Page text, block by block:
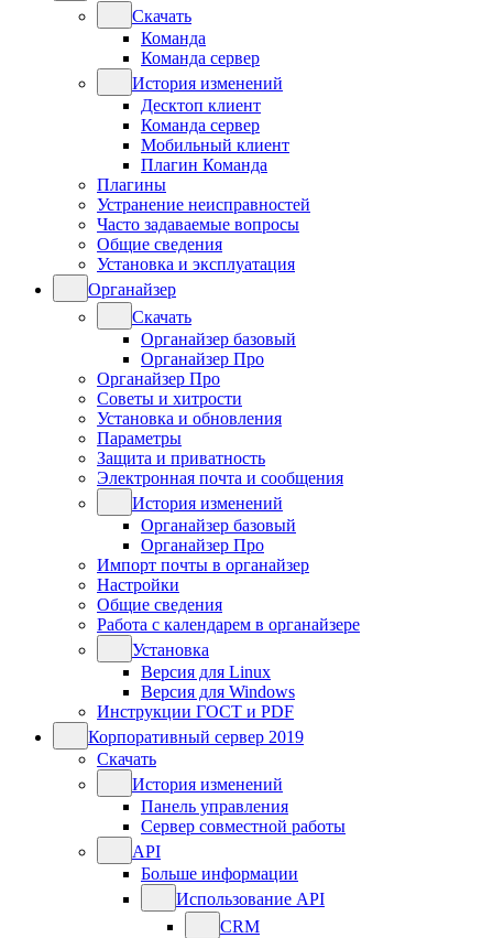
Скачать
Команда
Команда сервер
История изменений
Десктоп клиент
Команда сервер
Мобильный клиент
Плагин Команда
Плагины
Устранение неисправностей
Часто задаваемые вопросы
Общие сведения
Установка и эксплуатация
Органайзер
Скачать
Органайзер базовый
Органайзер Про
Органайзер Про
Советы и хитрости
Установка и обновления
Параметры
Защита и приватность
Электронная почта и сообщения
История изменений
Органайзер базовый
Органайзер Про
Импорт почты в органайзер
Настройки
Общие сведения
Работа с календарем в органайзере
Установка
Версия для Linux
Версия для Windows
Инструкции ГОСТ и PDF
Корпоративный сервер 2019
Скачать
История изменений
Панель управления
Сервер совместной работы
API
Больше информации
Использование API
CRM